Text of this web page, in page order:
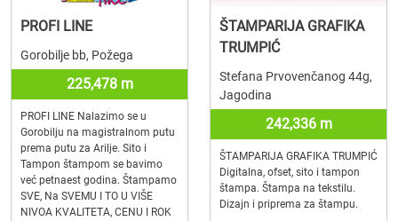
PROFI LINE
Gorobilje bb, Požega
225,478 m
PROFI LINE Nalazimo se u
Gorobilju na magistralnom putu
prema putu za Arilje. Sito i
Tampon štampom se bavimo
već petnaest godina. Štampamo
SVE, Na SVEMU I TO U VIŠE
NIVOA KVALITETA, CENU I ROK
ŠTAMPARIJA GRAFIKA
TRUMPIĆ
Stefana Prvovenčanog 44g,
Jagodina
242,336 m
ŠTAMPARIJA GRAFIKA TRUMPIĆ
Digitalna, ofset, sito i tampon
štampa. Štampa na tekstilu.
Dizajn i priprema za štampu.